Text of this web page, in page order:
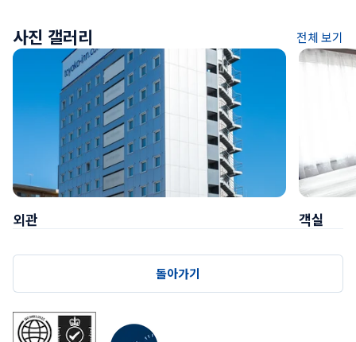
사진 갤러리 전체 보기
외관 객실
돌아가기